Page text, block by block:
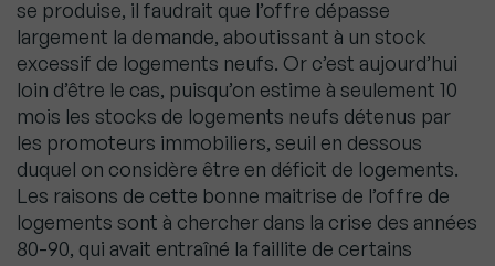
se produise, il faudrait que l’offre dépasse
largement la demande, aboutissant à un stock
excessif de logements neufs. Or c’est aujourd’hui
loin d’être le cas, puisqu’on estime à seulement 10
mois les stocks de logements neufs détenus par
les promoteurs immobiliers, seuil en dessous
duquel on considère être en déficit de logements.
Les raisons de cette bonne maitrise de l’offre de
logements sont à chercher dans la crise des années
80-90, qui avait entraîné la faillite de certains